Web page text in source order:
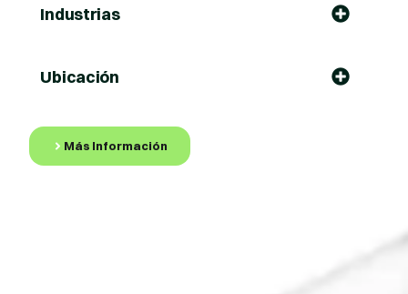
Industrias
Ubicación
Más Información